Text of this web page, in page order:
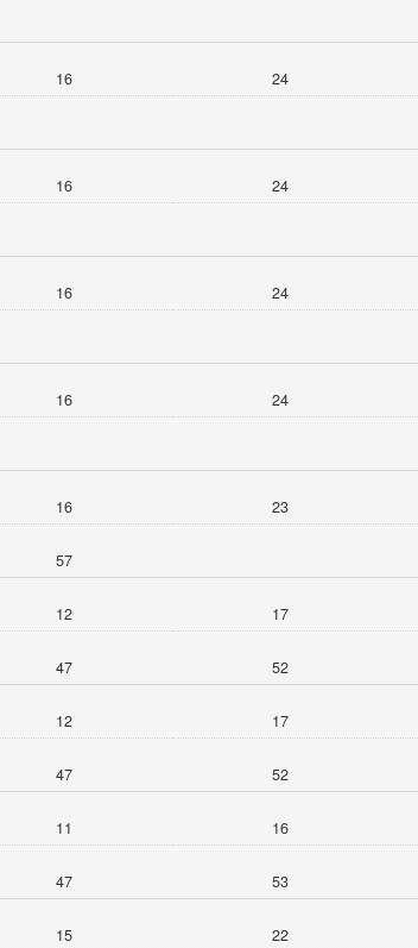
16 24
16 24
16 24
16 24
16 23
57
12 17
47 52
12 17
47 52
11 16
47 53
15 22